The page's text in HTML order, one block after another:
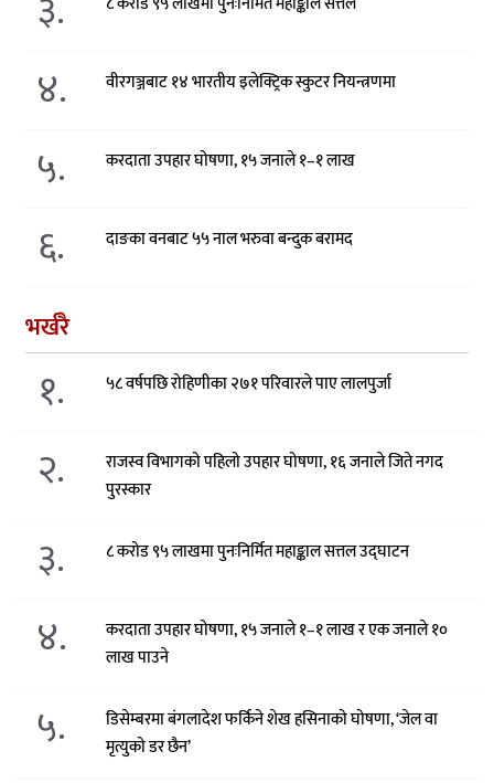
४. वीरगञ्जबाट १४ भारतीय इलेक्ट्रिक स्कुटर नियन्त्रणमा
५. करदाता उपहार घोषणा, १५ जनाले १–१ लाख
६. दाङका वनबाट ५५ नाल भरुवा बन्दुक बरामद
भर्खरै
१. ५८ वर्षपछि रोहिणीका २७१ परिवारले पाए लालपुर्जा
२.
राजस्व विभागको पहिलो उपहार घोषणा, १६ जनाले जिते नगद
पुरस्कार
३. ८ करोड ९५ लाखमा पुनःनिर्मित महाङ्काल सत्तल उद्घाटन
४.
करदाता उपहार घोषणा, १५ जनाले १–१ लाख र एक जनाले १०
लाख पाउने
५.
डिसेम्बरमा बंगलादेश फर्किने शेख हसिनाको घोषणा, ‘जेल वा
मृत्युको डर छैन’